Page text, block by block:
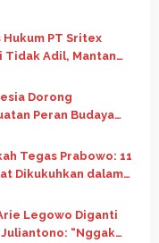
Hukum PT Sritex
Tidak Adil, Mantan
Prabowo dan
Dorong
Peran Budaya
G20 Afrika Selatan
Tegas Prabowo: 11
Dikukuhkan dalam
Legowo Diganti
“Nggak